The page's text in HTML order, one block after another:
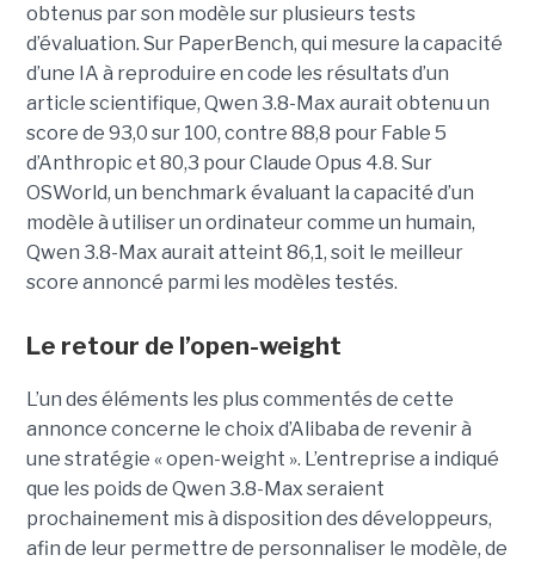
obtenus par son modèle sur plusieurs tests
d’évaluation. Sur PaperBench, qui mesure la capacité
d’une IA à reproduire en code les résultats d’un
article scientifique, Qwen 3.8-Max aurait obtenu un
score de 93,0 sur 100, contre 88,8 pour Fable 5
d’Anthropic et 80,3 pour Claude Opus 4.8. Sur
OSWorld, un benchmark évaluant la capacité d’un
modèle à utiliser un ordinateur comme un humain,
Qwen 3.8-Max aurait atteint 86,1, soit le meilleur
score annoncé parmi les modèles testés.
Le retour de l’open-weight
L’un des éléments les plus commentés de cette
annonce concerne le choix d’Alibaba de revenir à
une stratégie « open-weight ». L’entreprise a indiqué
que les poids de Qwen 3.8-Max seraient
prochainement mis à disposition des développeurs,
afin de leur permettre de personnaliser le modèle, de